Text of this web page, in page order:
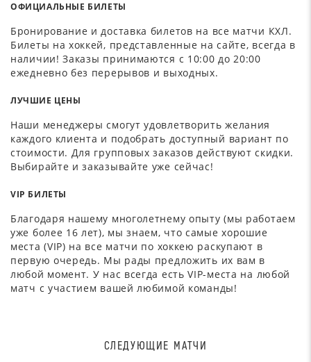
ОФИЦИАЛЬНЫЕ БИЛЕТЫ
Бронирование и доставка билетов на все матчи КХЛ.
Билеты на хоккей, представленные на сайте, всегда в
наличии! Заказы принимаются с 10:00 до 20:00
ежедневно без перерывов и выходных.
ЛУЧШИЕ ЦЕНЫ
Наши менеджеры смогут удовлетворить желания
каждого клиента и подобрать доступный вариант по
стоимости. Для групповых заказов действуют скидки.
Выбирайте и заказывайте уже сейчас!
VIP БИЛЕТЫ
Благодаря нашему многолетнему опыту (мы работаем
уже более 16 лет), мы знаем, что самые хорошие
места (VIP) на все матчи по хоккею раскупают в
первую очередь. Мы рады предложить их вам в
любой момент. У нас всегда есть VIP-места на любой
матч с участием вашей любимой команды!
СЛЕДУЮЩИЕ МАТЧИ